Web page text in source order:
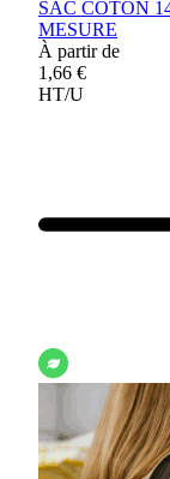
SAC COTON
MESURE
À partir de
1,66 €
HT/U